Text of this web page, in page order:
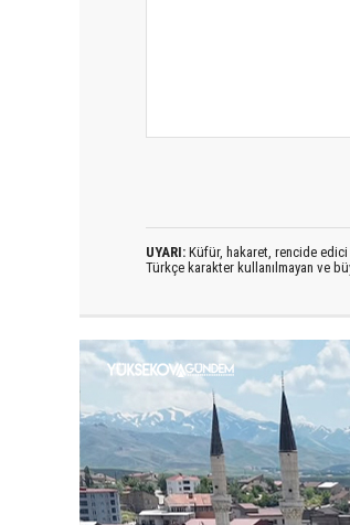
UYARI: Küfür, hakaret, rencide edici
Türkçe karakter kullanılmayan ve